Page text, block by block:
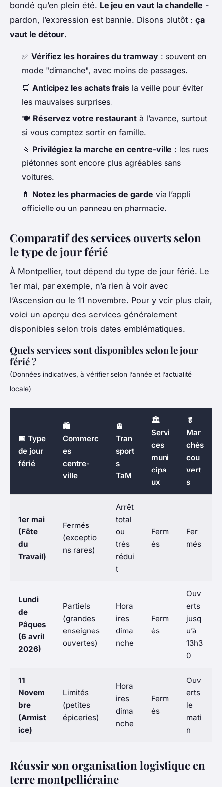
bondé qu’en plein été. Le jeu en vaut la chandelle -
pardon, l’expression est bannie. Disons plutôt : ça
vaut le détour.
✅ Vérifiez les horaires du tramway : souvent en
mode "dimanche", avec moins de passages.
🛒 Anticipez les achats frais la veille pour éviter
les mauvaises surprises.
🍽️ Réservez votre restaurant à l’avance, surtout
si vous comptez sortir en famille.
🚶 Privilégiez la marche en centre-ville : les rues
piétonnes sont encore plus agréables sans
voitures.
💊 Notez les pharmacies de garde via l’appli
officielle ou un panneau en pharmacie.
Comparatif des services ouverts selon
le type de jour férié
À Montpellier, tout dépend du type de jour férié. Le
1er mai, par exemple, n’a rien à voir avec
l’Ascension ou le 11 novembre. Pour y voir plus clair,
voici un aperçu des services généralement
disponibles selon trois dates emblématiques.
Quels services sont disponibles selon le jour
férié ?
(Données indicatives, à vérifier selon l’année et l’actualité
locale)
📅 Type
de jour
férié
🛍️
Commerc
es
centre-
ville
🚊
Tran
sport
s
TaM
🏛️
Servi
ces
muni
cipa
ux
🥬
Mar
chés
cou
vert
s
1er mai
(Fête
du
Travail)
Fermés
(exceptio
ns rares)
Arrêt
total
ou
très
rédui
t
Ferm
és
Fer
més
Lundi
de
Pâques
(6 avril
2026)
Partiels
(grandes
enseignes
ouvertes)
Hora
ires
dima
nche
Ferm
és
Ouv
erts
jusq
u’à
13h3
0
11
Novem
bre
(Armist
ice)
Limités
(petites
épiceries)
Hora
ires
dima
nche
Ferm
és
Ouv
erts
le
mati
n
Réussir son organisation logistique en
terre montpelliéraine